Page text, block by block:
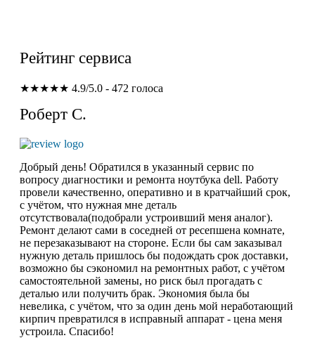
Рейтинг сервиса
★★★★★ 4.9/5.0 - 472 голоса
Роберт С.
Добрый день! Обратился в указанный сервис по
вопросу диагностики и ремонта ноутбука dell. Работу
провели качественно, оперативно и в кратчайший срок,
с учётом, что нужная мне деталь
отсутствовала(подобрали устроивший меня аналог).
Ремонт делают сами в соседней от ресепшена комнате,
не перезаказывают на стороне. Если бы сам заказывал
нужную деталь пришлось бы подождать срок доставки,
возможно бы сэкономил на ремонтных работ, с учётом
самостоятельной замены, но риск был прогадать с
деталью или получить брак. Экономия была бы
невелика, с учётом, что за один день мой неработающий
кирпич превратился в исправный аппарат - цена меня
устроила. Спасибо!